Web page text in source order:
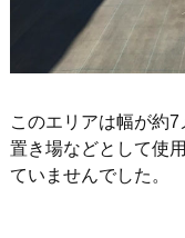
このエリアは幅が約
置き場などとして使
ていませんでした。